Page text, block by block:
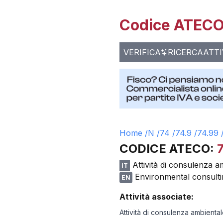
Codice
VERIFICA RICERCA
Home /N /74 /74.9 /74.99
CODICE ATECO:
IT Attività di consulenza
EN
Environmental
Attività associate:
Attività di consulenza